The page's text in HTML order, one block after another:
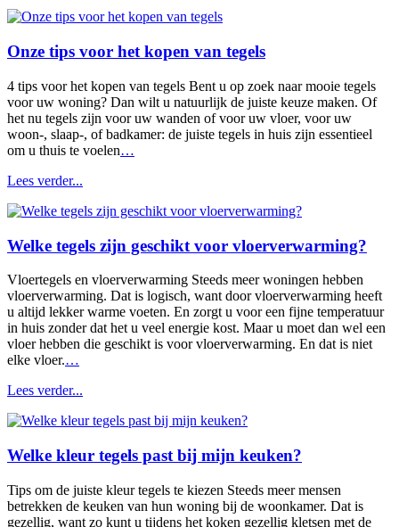
Onze tips voor het kopen van tegels
4 tips voor het kopen van tegels Bent u op zoek naar mooie tegels
voor uw woning? Dan wilt u natuurlijk de juiste keuze maken. Of
het nu tegels zijn voor uw wanden of voor uw vloer, voor uw
woon-, slaap-, of badkamer: de juiste tegels in huis zijn essentieel
om u thuis te voelen…
Lees verder...
Welke tegels zijn geschikt voor vloerverwarming?
Vloertegels en vloerverwarming Steeds meer woningen hebben
vloerverwarming. Dat is logisch, want door vloerverwarming heeft
u altijd lekker warme voeten. En zorgt u voor een fijne temperatuur
in huis zonder dat het u veel energie kost. Maar u moet dan wel een
vloer hebben die geschikt is voor vloerverwarming. En dat is niet
elke vloer.…
Lees verder...
Welke kleur tegels past bij mijn keuken?
Tips om de juiste kleur tegels te kiezen Steeds meer mensen
betrekken de keuken van hun woning bij de woonkamer. Dat is
gezellig, want zo kunt u tijdens het koken gezellig kletsen met de